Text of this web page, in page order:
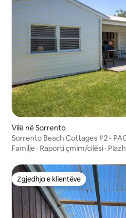
Vilë në Sorrento
Sorrento Beach Cottages #2 -
net!
Familje · Raporti çmim/cilësi · Plazh
Zgjedhja e klientëve
Zgjedhja e klientëve